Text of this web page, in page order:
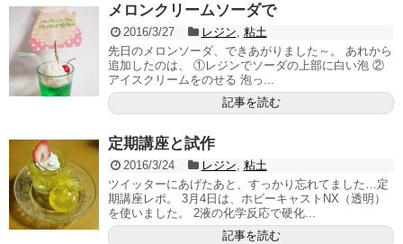
メロンクリームソーダで
2016/3/27 レジン 粘土
先日のメロンソーダ、できあがりました～。 あれから
追加したのは、 ①レジンでソーダの上部に白い泡 ②
アイスクリームをのせる 泡っ...
記事を読む
定期講座と試作
2016/3/24 レジン 粘土
ツイッターにあげたあと、すっかり忘れてました…定
期講座レポ。 3月4日は、ホビーキャストNX（透明）
を使いました。 2液の化学反応で硬化...
記事を読む